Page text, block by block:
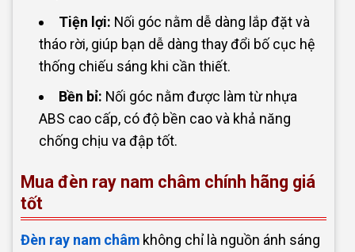
Tiện lợi: Nối góc nằm dễ dàng lắp đặt và
tháo rời, giúp bạn dễ dàng thay đổi bố cục hệ
thống chiếu sáng khi cần thiết.
Bền bỉ: Nối góc nằm được làm từ nhựa
ABS cao cấp, có độ bền cao và khả năng
chống chịu va đập tốt.
Mua đèn ray nam châm chính hãng giá
tốt
Đèn ray nam châm không chỉ là nguồn ánh sáng